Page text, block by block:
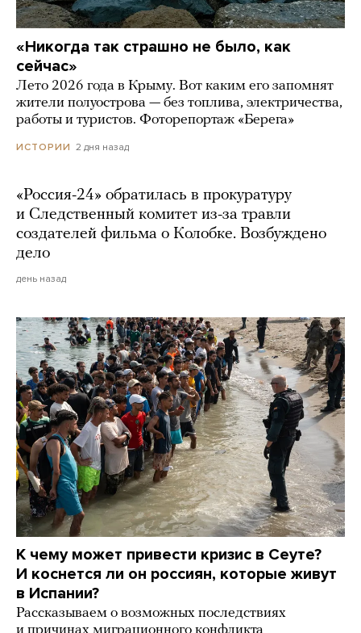
«Никогда так страшно не было, как
сейчас»
Лето 2026 года в Крыму. Вот каким его запомнят
жители полуострова — без топлива, электричества,
работы и туристов. Фоторепортаж «Берега»
ИСТОРИИ 2 дня назад
«Россия-24» обратилась в прокуратуру
и Следственный комитет из-за травли
создателей фильма о Колобке. Возбуждено
дело
день назад
К чему может привести кризис в Сеуте?
И коснется ли он россиян, которые живут
в Испании?
Рассказываем о возможных последствиях